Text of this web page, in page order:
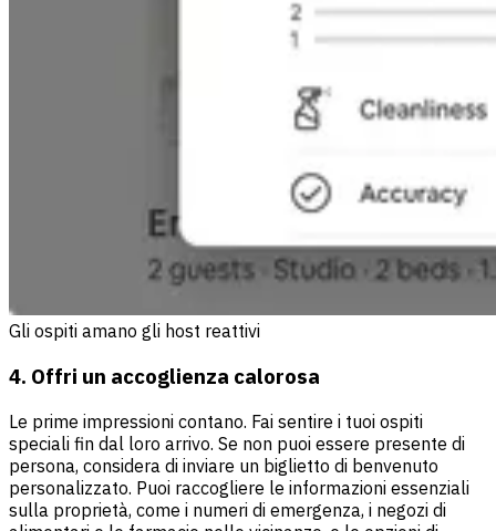
Gli ospiti amano gli host reattivi
4. Offri un accoglienza calorosa
Le prime impressioni contano. Fai sentire i tuoi ospiti
speciali fin dal loro arrivo. Se non puoi essere presente di
persona, considera di inviare un biglietto di benvenuto
personalizzato. Puoi raccogliere le informazioni essenziali
sulla proprietà, come i numeri di emergenza, i negozi di